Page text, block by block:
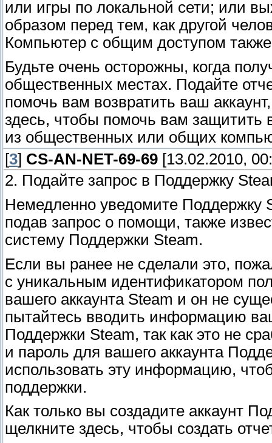
или игры по локальной сети; или
образом перед тем, как другой
Компьютер с общим доступом
Будьте очень осторожны, когда
общественных местах. Подайте
помочь вам возвратить ваш
здесь, чтобы помочь вам защитить
из общественных или общих
[3] CS-AN-NET-69-69 [13.02.2010,
2. Подайте запрос в Поддержку
Немедленно уведомите Поддержку
подав запрос о помощи, также
систему Поддержки Steam.
Если вы ранее не сделали это,
с уникальным идентификатором
вашего аккаунта Steam и он не
пытайтесь вводить информацию
Поддержки Steam, так как это не
и пароль для вашего аккаунта
использовать эту информацию,
поддержки.
Как только вы создадите аккаунт
щелкните здесь, чтобы создать